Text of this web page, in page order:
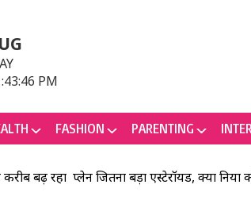
PM
FASHION PARENTING
बढ़ रहा प्लेन जितना बड़ा एस्टेरॉयड, क्या